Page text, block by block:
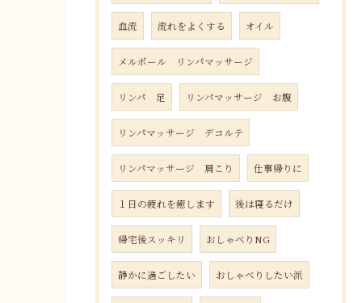
血流 流れをよくする オイル
メルポール リンパマッサージ
リンパ 足 リンパマッサージ お腹
リンパマッサージ デコルテ
リンパマッサージ 肩こり 仕事帰りに
１日の疲れを癒します 後は寝るだけ
帰宅後スッキリ おしゃべりNG
静かに過ごしたい おしゃべりしたい派